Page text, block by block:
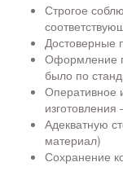
Строгое
Достоверные
Оформление
было по
Оперативное
Адекватную
материал)
Сохранение